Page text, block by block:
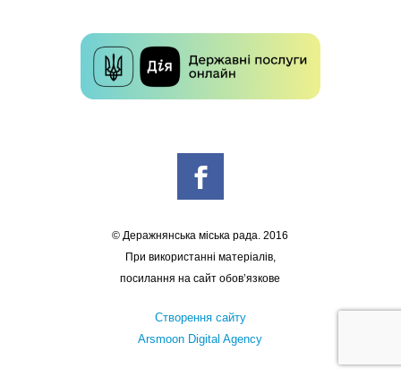
© Деражнянська міська рада. 2016
При використанні матеріалів,
посилання на сайт обов’язкове
Створення сайту
Arsmoon Digital Agency